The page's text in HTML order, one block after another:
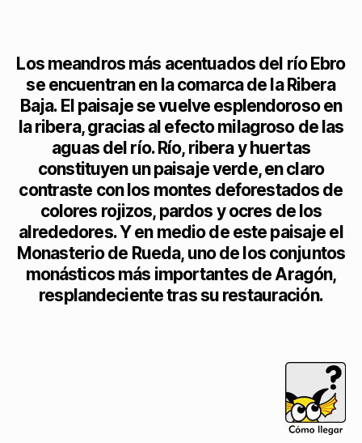
Los meandros más acentuados del río Ebro
se encuentran en la comarca de la Ribera
Baja. El paisaje se vuelve esplendoroso en
la ribera, gracias al efecto milagroso de las
aguas del río. Río, ribera y huertas
constituyen un paisaje verde, en claro
contraste con los montes deforestados de
colores rojizos, pardos y ocres de los
alrededores. Y en medio de este paisaje el
Monasterio de Rueda, uno de los conjuntos
monásticos más importantes de Aragón,
resplandeciente tras su restauración.